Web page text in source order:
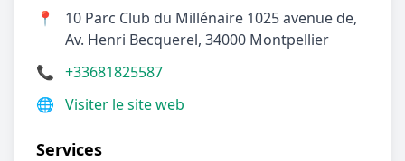
📍
10 Parc Club du Millénaire 1025 avenue de,
Av. Henri Becquerel, 34000 Montpellier
📞 +33681825587
🌐 Visiter le site web
Services